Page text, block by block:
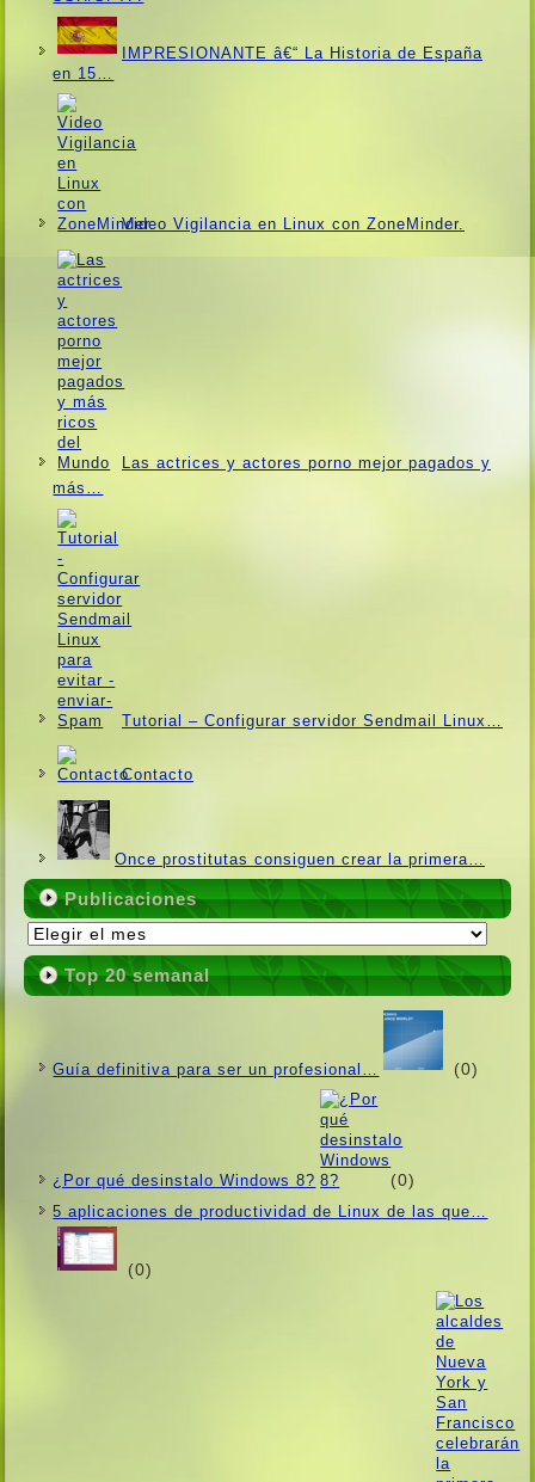
IMPRESIONANTE â€“ La Historia de España
en 15…
Video Vigilancia en Linux con ZoneMinder.
Las actrices y actores porno mejor pagados y
más…
Tutorial – Configurar servidor Sendmail Linux…
Contacto
Once prostitutas consiguen crear la primera…
Publicaciones
Publicaciones
Top 20 semanal
Guí­a definitiva para ser un profesional… (0)
¿Por qué desinstalo Windows 8? (0)
5 aplicaciones de productividad de Linux de las que…
(0)